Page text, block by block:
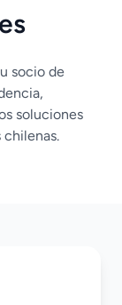
socio de
soluciones
chilenas.